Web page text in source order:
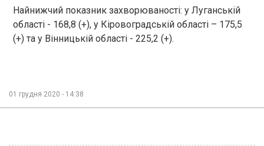
Найнижчий показник захворюваності: у Луганській
області - 168,8 (+), у Кіровоградській області – 175,5
(+) та у Вінницькій області - 225,2 (+).
01 грудня 2020 - 14:38